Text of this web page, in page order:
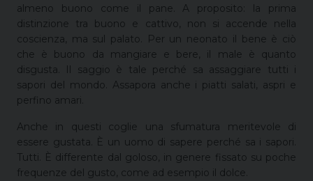
almeno buono come il pane. A proposito: la prima
distinzione tra buono e cattivo, non si accende nella
coscienza, ma sul palato. Per un neonato il bene è ciò
che è buono da mangiare e bere, il male è quanto
disgusta. Il saggio è tale perché sa assaggiare tutti i
sapori del mondo. Assapora anche i piatti salati, aspri e
perfino amari.
Anche in questi coglie una sfumatura meritevole di
essere gustata. È un uomo di sapere perché sa i sapori.
Tutti. È differente dal goloso, in genere fissato su poche
frequenze del gusto, come ad esempio il dolce.